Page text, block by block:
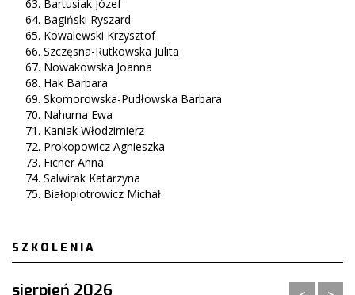
Bartusiak Józef
Bagiński Ryszard
Kowalewski Krzysztof
Szczęsna-Rutkowska Julita
Nowakowska Joanna
Hak Barbara
Skomorowska-Pudłowska Barbara
Nahurna Ewa
Kaniak Włodzimierz
Prokopowicz Agnieszka
Ficner Anna
Salwirak Katarzyna
Białopiotrowicz Michał
SZKOLENIA
sierpień 2026